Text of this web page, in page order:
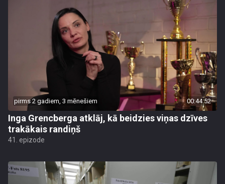
pirms 2 gadiem, 3 mēnešiem 00:44:52
Inga Grencberga atklāj, kā beidzies viņas dzīves
trakākais randiņš
41. epizode